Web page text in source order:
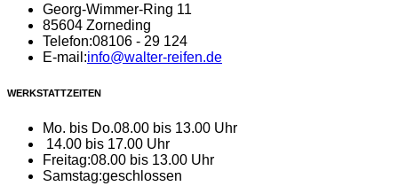
Georg-Wimmer-Ring 11
85604 Zorneding
Telefon:08106 - 29 124
E-mail:info@walter-reifen.de
WERKSTATTZEITEN
Mo. bis Do.08.00 bis 13.00 Uhr
14.00 bis 17.00 Uhr
Freitag:08.00 bis 13.00 Uhr
Samstag:geschlossen